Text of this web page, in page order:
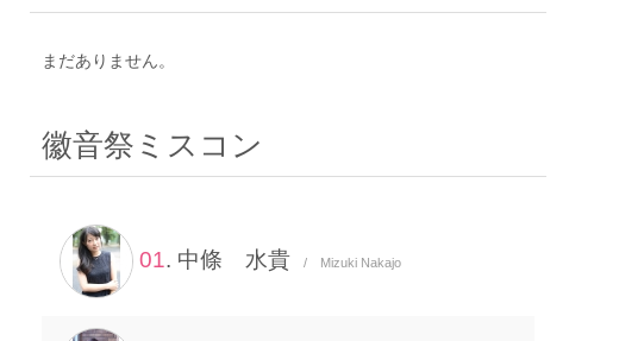
まだありません。
徽音祭ミスコン
01. 中條 水貴 / Mizuki Nakajo